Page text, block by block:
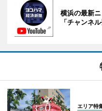
横浜の最新
「チャンネ
エリア特